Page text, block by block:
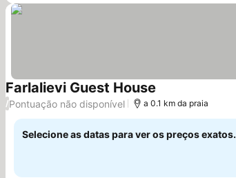
Farlalievi Guest House
/Pontuação não disponível a 0.1 km da praia
Selecione as datas para ver os preços exatos.